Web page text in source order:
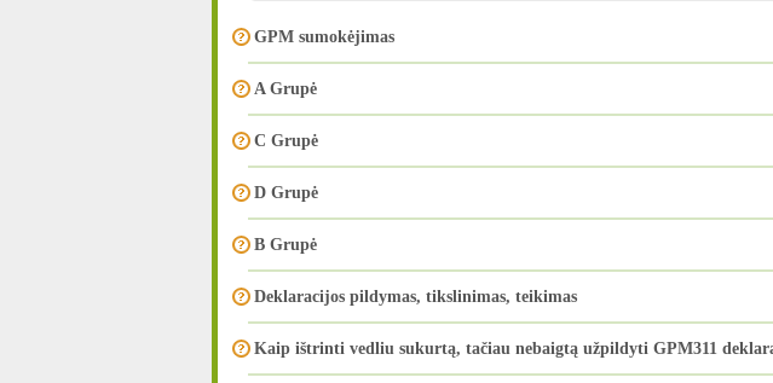
GPM sumokėjimas
A Grupė
C Grupė
D Grupė
B Grupė
Deklaracijos pildymas, tikslinimas, teikimas
Kaip ištrinti vedliu sukurtą, tačiau nebaigtą užpildyti GPM311